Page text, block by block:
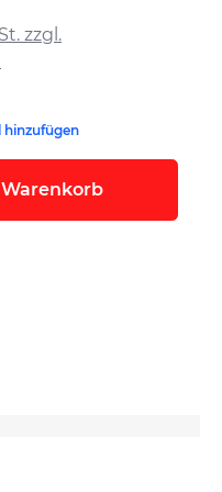
zzgl.
hinzufügen
Warenkorb